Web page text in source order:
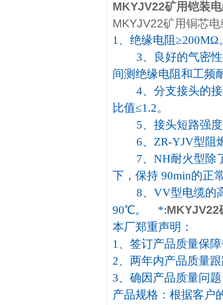
MKYJV22矿用铠装
MKYJV22矿用铜芯电
1、绝缘电阻≥200MΩ
3、良好的气密性
间测绝缘电阻和工频
4、分支接头的接
比值≤1.2。
5、接头短路强度
6、ZR-YJV型阻燃
7、NH耐火型除了
下，保持 90min的正
8、VV型电缆的高
90℃。 *:MKYJV22
本厂郑重声明：
1、签订产品质量保
2、两年内产品质量
3、确因产品质量问
产品规格：根据客户